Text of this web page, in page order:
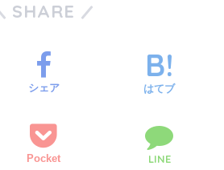
SHARE
シェア はてブ
Pocket LINE